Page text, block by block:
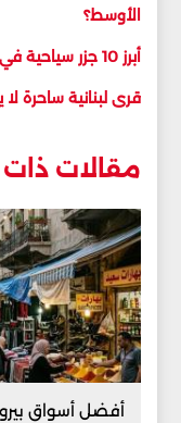
الأوسط؟
أبرز 10 جزر سياحية في لبنان
قرى لبنانية ساحرة لا
مقالات
أفضل أسواق